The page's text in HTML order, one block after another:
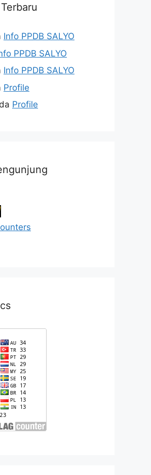
Info PPDB SALYO
PPDB SALYO
Info PPDB SALYO
Profile
Profile